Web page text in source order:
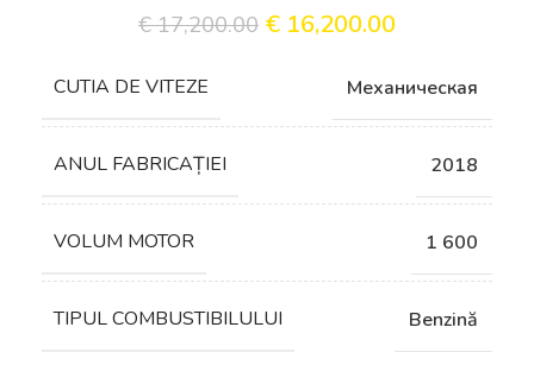
€17,200.00 € 16,200.00
СUTIA DE VITEZE Механическая
ANUL FABRICAȚIEI 2018
VOLUM MOTOR 1 600
TIPUL COMBUSTIBILULUI Benzină